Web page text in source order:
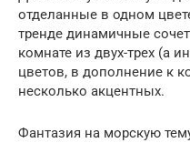
отделанные в одном
тренде динамичные
комнате из двух-трех (а
цветов, в дополнение к
несколько акцентных.
Фантазия на морскую